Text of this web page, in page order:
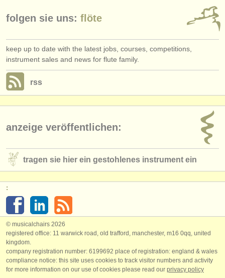
folgen sie uns: flöte
keep up to date with the latest jobs, courses, competitions,
instrument sales and news for flute family.
rss
anzeige veröffentlichen:
tragen sie hier ein gestohlenes instrument ein
:
© musicalchairs 2026
registered office: 11 warwick road, old trafford, manchester, m16 0qq, united
kingdom.
company registration number: ​6199692 place of registration: england & wales
compliance notice: ​this site uses cookies to track visitor numbers and activity
for more information on our use of cookies please read our privacy policy